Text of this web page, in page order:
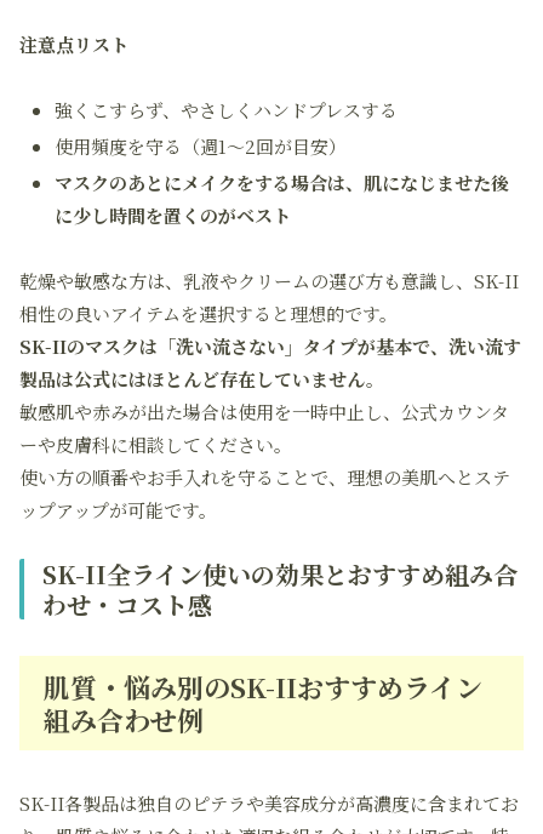
注意点リスト
強くこすらず、やさしくハンドプレスする
使用頻度を守る（週1～2回が目安）
マスクのあとにメイクをする場合は、肌になじませた後
に少し時間を置くのがベスト
乾燥や敏感な方は、乳液やクリームの選び方も意識し、SK-II
相性の良いアイテムを選択すると理想的です。
SK-IIのマスクは「洗い流さない」タイプが基本で、洗い流す
製品は公式にはほとんど存在していません。
敏感肌や赤みが出た場合は使用を一時中止し、公式カウンタ
ーや皮膚科に相談してください。
使い方の順番やお手入れを守ることで、 理想の美肌へとステ
ップアップが可能です。
SK-II全ライン使いの効果とおすすめ組み合
わせ・コスト感
肌質・悩み別のSK-IIおすすめライン
組み合わせ例
SK-II各製品は独自のピテラや美容成分が高濃度に含まれてお